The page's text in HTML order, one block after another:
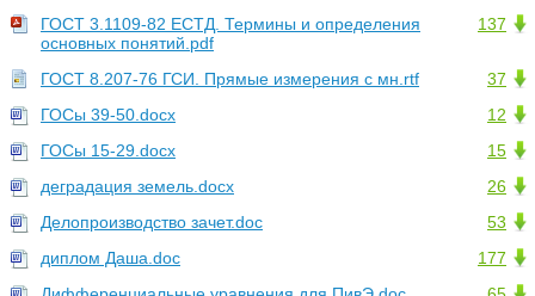
137
ГОСТ 3.1109-82 ЕСТД. Термины и определения
основных понятий.pdf
37
ГОСТ 8.207-76 ГСИ. Прямые измерения с мн.rtf
12
ГОСы 39-50.docx
15
ГОСы 15-29.docx
26
деградация земель.docx
53
Делопроизводство зачет.doc
177
диплом Даша.doc